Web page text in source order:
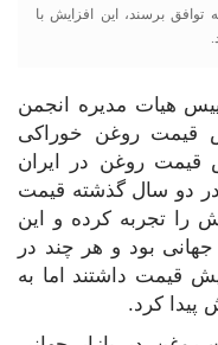
برسند، این افزایش با
هیات مدیره انجمن
قیمت روغن خوراکی
روغن در ایران
دو سال گذشته قیمت
۱۵درصد کاهش را تجربه کرده و این
بود و هر چند در
قیمت داشتند اما به
کرد.